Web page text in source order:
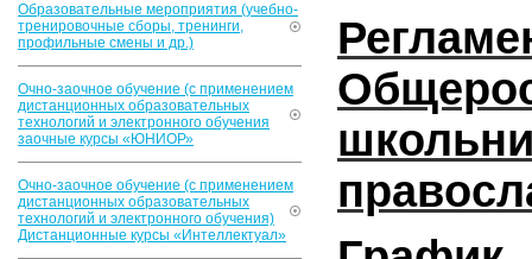
Образовательные мероприятия (учебно-
тренировочные сборы, тренинги,
профильные смены и др.)
Очно-заочное обучение (с применением
дистанционных образовательных
технологий и электронного обучения
заочные курсы «ЮНИОР»
Очно-заочное обучение (с применением
дистанционных образовательных
технологий и электронного обучения)
Дистанционные курсы «Интеллектуал»